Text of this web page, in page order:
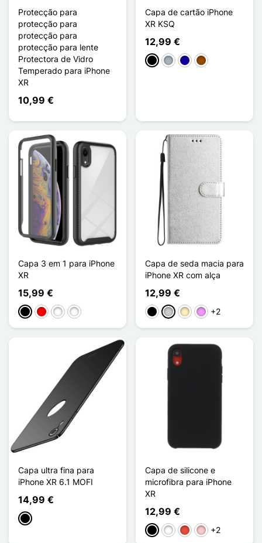
Protecção para
protecção para
protecção para
protecção para lente
Protectora de Vidro
Temperado para iPhone
XR
10,99 €
Capa de cartão iPhone
XR KSQ
12,99 €
PretoCinzentoAzul Escuro
Castanho
Capa 3 em 1 para iPhone
XR
15,99 €
PretoRouge / Noir
Bleu Bébé / Noir
Bleu Foncé / Noir
Capa de seda macia para
iPhone XR com alça
12,99 €
PretoPrataOuroVioleta ligeira
+2
Capa ultra fina para
iPhone XR 6.1 MOFI
14,99 €
Preto
Capa de silicone e
microfibra para iPhone
XR
12,99 €
PretoBrancoVermelho
Rosa+2